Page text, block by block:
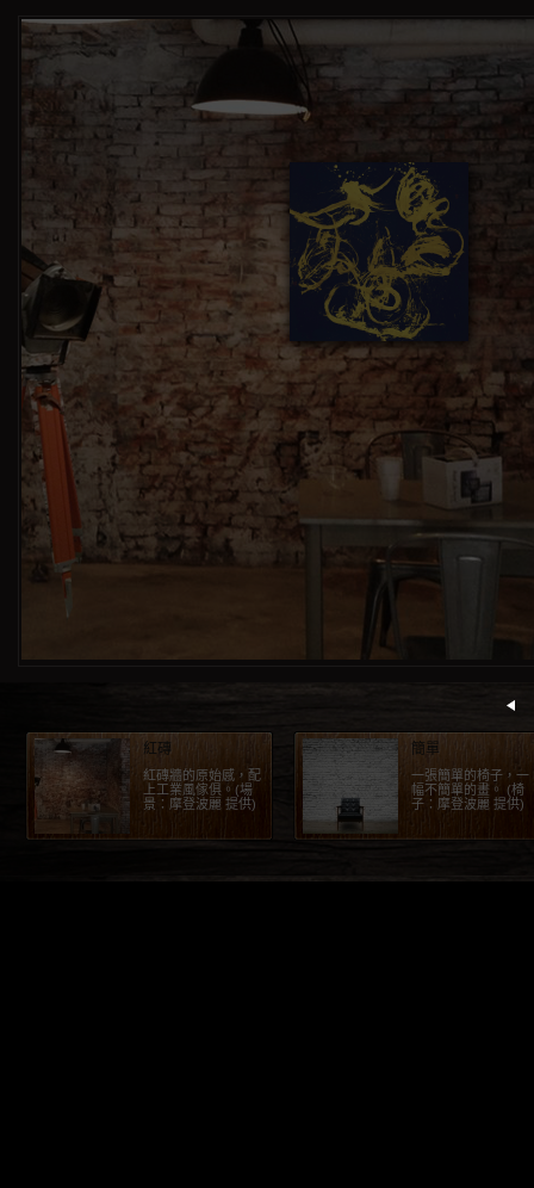
紅磚
紅磚牆的原始感，配
上工業風傢俱。(場
景：摩登波麗 提供)
簡單
一張簡單的椅子，一
幅不簡單的畫。 (椅
子：摩登波麗 提供)